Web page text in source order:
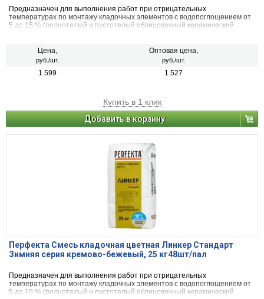
Предназначен для выполнения работ при отрицательных
температурах по монтажу кладочных элементов с водопоглощением от
5 до 15 % (полнотелый и пустотелый облицовочный керамический
Цена,
руб./шт.
Оптовая цена,
руб./шт.
1 599 1 527
Купить в 1 клик
Добавить в корзину
Перфекта Смесь кладочная цветная Линкер Стандарт
Зимняя серия кремово-бежевый, 25 кг48шт/пал
Предназначен для выполнения работ при отрицательных
температурах по монтажу кладочных элементов с водопоглощением от
5 до 15 % (полнотелый и пустотелый облицовочный керамический